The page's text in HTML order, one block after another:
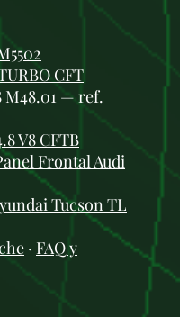
CFT
M48.01 — ref.
V8 CFTB
Frontal Audi
Tucson TL
· FAQ y